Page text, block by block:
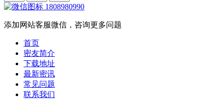
1808980990
添加网站客服微信，咨询更多问题
首页
密友简介
下载地址
最新密讯
常见问题
联系我们